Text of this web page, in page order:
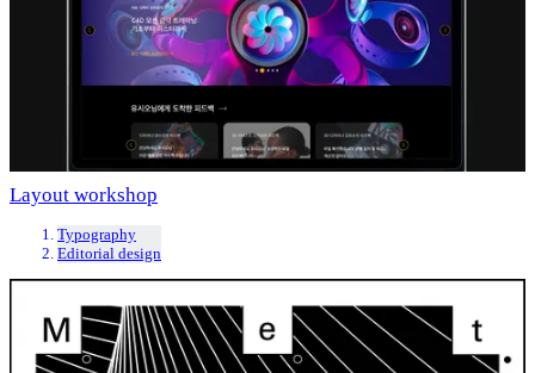
Layout workshop
Typography
Editorial design